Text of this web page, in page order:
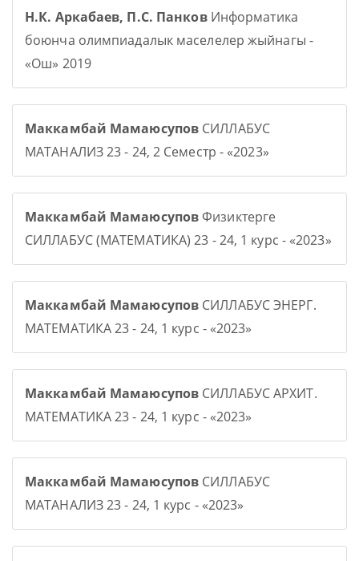
Н.К. Аркабаев, П.С. ПанковИнформатика
боюнча олимпиадалык маселелер жыйнагы -
«Ош» 2019
Маккамбай Мамаюсупов СИЛЛАБУС
МАТАНАЛИЗ 23 - 24, 2 Семестр - «2023»
Маккамбай МамаюсуповФизиктерге
СИЛЛАБУС (МАТЕМАТИКА) 23 - 24, 1 курс - «2023»
Маккамбай Мамаюсупов СИЛЛАБУС ЭНЕРГ.
МАТЕМАТИКА 23 - 24, 1 курс - «2023»
Маккамбай Мамаюсупов СИЛЛАБУС АРХИТ.
МАТЕМАТИКА 23 - 24, 1 курс - «2023»
Маккамбай Мамаюсупов СИЛЛАБУС
МАТАНАЛИЗ 23 - 24, 1 курс - «2023»